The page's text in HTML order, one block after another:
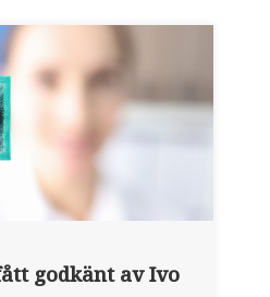
godkänt av Ivo